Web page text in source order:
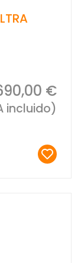
€
incluido)